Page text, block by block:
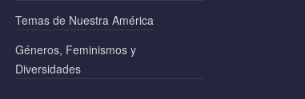
Temas de Nuestra América
Géneros, Feminismos y
Diversidades